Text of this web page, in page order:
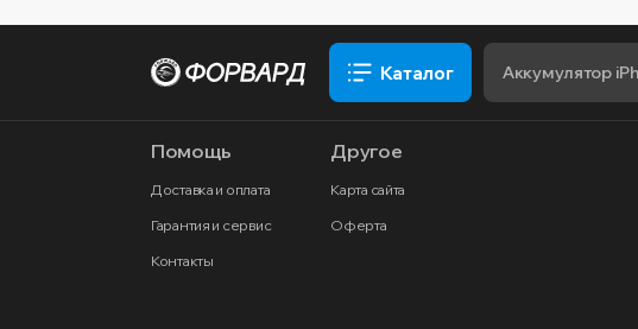
Каталог
Помощь
Доставка и оплата
Гарантия и сервис
Контакты
Другое
Карта сайта
Оферта